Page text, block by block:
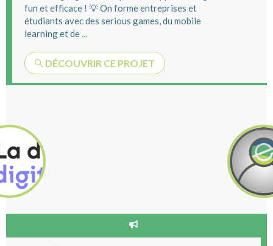
fun et efficace ! 💡 On forme entreprises et
étudiants avec des serious games, du mobile
learning et de...
DÉCOUVRIR CE PROJET